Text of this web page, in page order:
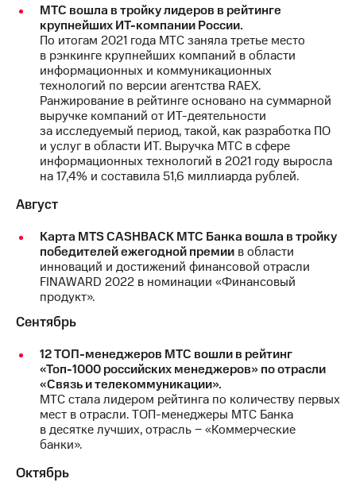
Другое
Регистратор
Реквизиты
Контакты
развитие
деловая этика
На главную
МТС вошла в тройку лидеров в рейтинге
крупнейших ИТ-компании России.
По итогам 2021 года МТС заняла третье место
в рэнкинге крупнейших компаний в области
информационных и коммуникационных
технологий по версии агентства RAEX.
Ранжирование в рейтинге основано на суммарной
выручке компаний от ИТ-деятельности
за исследуемый период, такой, как разработка ПО
и услуг в области ИТ. Выручка МТС в сфере
информационных технологий в 2021 году выросла
на 17,4% и составила 51,6 миллиарда рублей.
Август
Карта MTS CASHBACK МТС Банка вошла в тройку
победителей ежегодной премии в области
инноваций и достижений финансовой отрасли
FINAWARD 2022 в номинации «Финансовый
продукт».
Сентябрь
12 ТОП-менеджеров МТС вошли в рейтинг
«Топ-1000 российских менеджеров» по отрасли
«Связь и телекоммуникации».
МТС стала лидером рейтинга по количеству первых
мест в отрасли. ТОП-менеджеры МТС Банка
в десятке лучших, отрасль − «Коммерческие
банки».
Октябрь